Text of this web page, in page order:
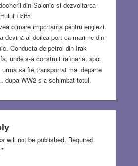
din Salonic si dezvoltarea
Haifa.
o mare importanța pentru englezi.
devină al doilea port ca marime din
Conducta de petrol din Irak
unde s-a construit rafinaria, apoi
urma sa fie transportat mai departe
dupa WW2 s-a schimbat totul.
will not be published. Required
*